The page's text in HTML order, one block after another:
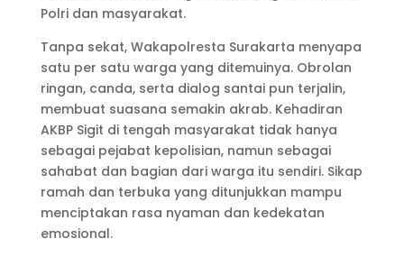
Polri dan masyarakat.
Tanpa sekat, Wakapolresta Surakarta menyapa
satu per satu warga yang ditemuinya. Obrolan
ringan, canda, serta dialog santai pun terjalin,
membuat suasana semakin akrab. Kehadiran
AKBP Sigit di tengah masyarakat tidak hanya
sebagai pejabat kepolisian, namun sebagai
sahabat dan bagian dari warga itu sendiri. Sikap
ramah dan terbuka yang ditunjukkan mampu
menciptakan rasa nyaman dan kedekatan
emosional.